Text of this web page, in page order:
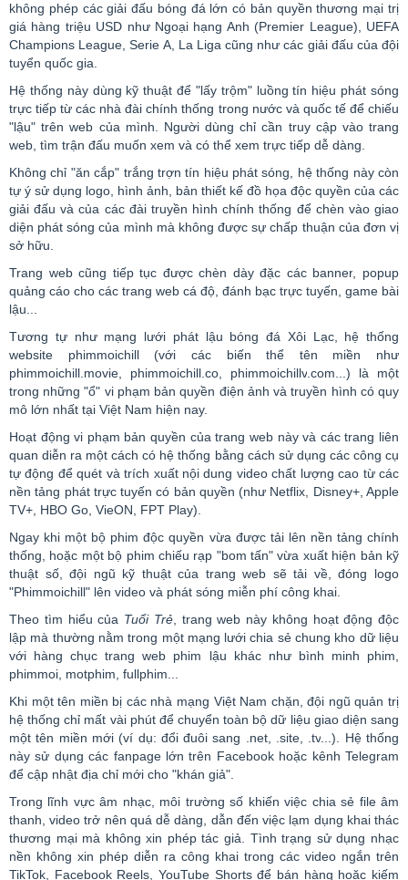
không phép các giải đấu bóng đá lớn có bản quyền thương mại trị
giá hàng triệu USD như Ngoại hạng Anh (Premier League), UEFA
Champions League,Serie A, La Ligacũng như các giải đấu của đội
tuyển quốc gia.
Hệ thống này dùng kỹ thuật để "lấy trộm" luồng tín hiệu phát sóng
trực tiếp từ các nhà đài chính thống trong nước và quốc tế để chiếu
"lậu" trên web của mình. Người dùng chỉ cần truy cập vào trang
web, tìm trận đấu muốn xem và có thể xem trực tiếp dễ dàng.
Không chỉ "ăn cắp" trắng trợn tín hiệu phát sóng, hệ thống này còn
tự ý sử dụng logo, hình ảnh, bản thiết kế đồ họa độc quyền của các
giải đấu và của các đài truyền hình chính thống để chèn vào giao
diện phát sóng của mình mà không được sự chấp thuận của đơn vị
sở hữu.
Trang web cũng tiếp tục được chèn dày đặc các banner, popup
quảng cáo cho các trang web cá độ, đánh bạc trực tuyến, game bài
lậu...
Tương tự như mạng lưới phát lậu bóng đá Xôi Lạc, hệ thống
website phimmoichill(với các biến thể tên miền như
phimmoichill.movie, phimmoichill.co, phimmoichillv.com...) là một
trong những "ổ" vi phạm bản quyền điện ảnh và truyền hình có quy
mô lớn nhất tại Việt Nam hiện nay.
Hoạt động vi phạm bản quyền của trang web này và các trang liên
quan diễn ra một cách có hệ thống bằng cách sử dụng các công cụ
tự động để quét và trích xuất nội dung videochất lượng cao từ các
nền tảng phát trực tuyến có bản quyền (như Netflix, Disney+,Apple
TV+, HBO Go, VieON, FPT Play).
Ngay khi một bộ phim độc quyền vừa được tải lên nền tảng chính
thống, hoặc một bộ phim chiếu rạp "bom tấn" vừa xuất hiện bản kỹ
thuật số, đội ngũ kỹ thuật của trang web sẽ tải về, đóng logo
"Phimmoichill" lên video và phát sóng miễn phí công khai.
Theo tìm hiểu của Tuổi Trẻ, trang web này không hoạt động độc
lập mà thường nằm trong một mạng lưới chia sẻ chung kho dữ liệu
với hàng chục trang web phim lậu khác như bình minh phim,
phimmoi, motphim, fullphim...
Khi một tên miền bị các nhà mạng Việt Nam chặn, đội ngũ quản trị
hệ thống chỉ mất vài phút để chuyển toàn bộ dữ liệu giao diện sang
một tên miền mới (ví dụ: đổi đuôi sang .net, .site, .tv...). Hệ thống
này sử dụng các fanpagelớn trên Facebookhoặc kênhTelegram
để cập nhật địa chỉ mới cho "khán giả".
Trong lĩnh vực âm nhạc, môi trường số khiến việc chia sẻ fileâm
thanh,video trở nên quá dễ dàng, dẫn đến việc lạm dụng khai thác
thương mại mà không xin phép tác giả. Tình trạng sử dụng nhạc
nền không xin phép diễn ra công khai trong các video ngắn trên
TikTok, Facebook Reels,YouTube Shortsđể bán hàng hoặc kiếm